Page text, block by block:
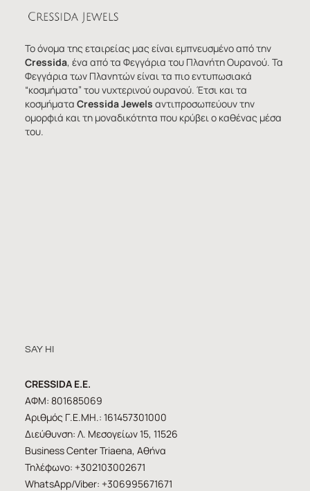
Το όνομα της εταιρείας μας είναι εμπνευσμένο από την
Cressida, ένα από τα Φεγγάρια του Πλανήτη Ουρανού. Τα
Φεγγάρια των Πλανητών είναι τα πιο εντυπωσιακά
“κοσμήματα” του νυχτερινού ουρανού. Έτσι και τα
κοσμήματα Cressida Jewels αντιπροσωπεύουν την
ομορφιά και τη μοναδικότητα που κρύβει ο καθένας μέσα
του.
SAY HI
CRESSIDA E.E.
ΑΦΜ: 801685069
Αριθμός Γ.Ε.ΜΗ.: 161457301000
Διεύθυνση: Λ. Μεσογείων 15, 11526
Business Center Triaena, Αθήνα
Τηλέφωνο: +302103002671
WhatsApp/Viber: +306995671671